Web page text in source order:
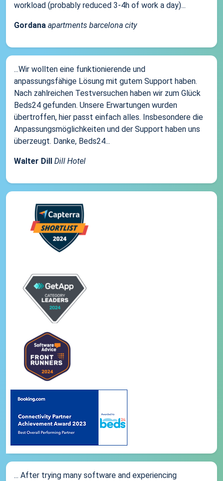
workload (probably reduced 3-4h of work a day)...
Gordana apartments barcelona city
...Wir wollten eine funktionierende und
anpassungsfähige Lösung mit gutem Support haben.
Nach zahlreichen Testversuchen haben wir zum Glück
Beds24 gefunden. Unsere Erwartungen wurden
übertroffen, hier passt einfach alles. Insbesondere die
Anpassungsmöglichkeiten und der Support haben uns
überzeugt. Danke, Beds24...
Walter Dill Dill Hotel
... After trying many software and experiencing